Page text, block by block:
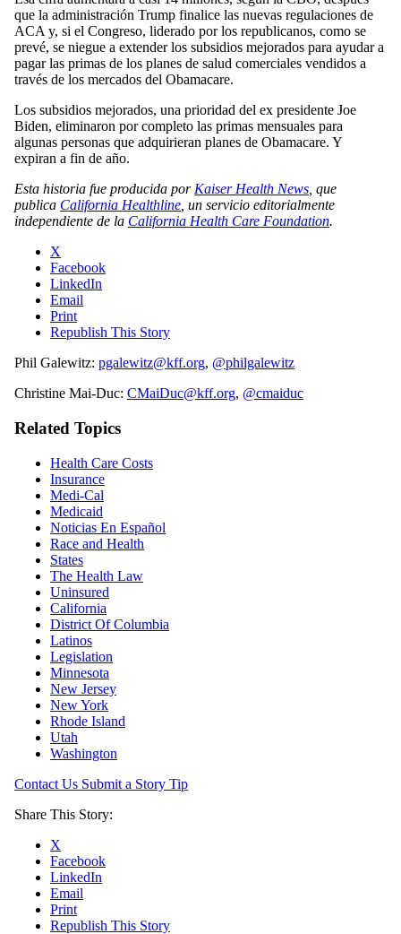
que la administración Trump finalice las nuevas regulaciones de
ACA y, si el Congreso, liderado por los republicanos, como se
prevé, se niegue a extender los subsidios mejorados para ayudar a
pagar las primas de los planes de salud comerciales vendidos a
través de los mercados del Obamacare.
Los subsidios mejorados, una prioridad del ex presidente Joe
Biden, eliminaron por completo las primas mensuales para
algunas personas que adquirieran planes de Obamacare. Y
expiran a fin de año.
Esta historia fue producida por Kaiser Health News , que
publica California Healthline , un servicio editorialmente
independiente de la California Health Care Foundation.
X
Facebook
LinkedIn
Email
Print
Republish This Story
Phil Galewitz: pgalewitz@kff.org, @philgalewitz
Christine Mai-Duc: CMaiDuc@kff.org, @cmaiduc
Related Topics
Health Care Costs
Insurance
Medi-Cal
Medicaid
Noticias En Español
Race and Health
States
The Health Law
Uninsured
California
District Of Columbia
Latinos
Legislation
Minnesota
New Jersey
New York
Rhode Island
Utah
Washington
Contact Us Submit a Story Tip
Share This Story:
X
Facebook
LinkedIn
Email
Print
Republish This Story